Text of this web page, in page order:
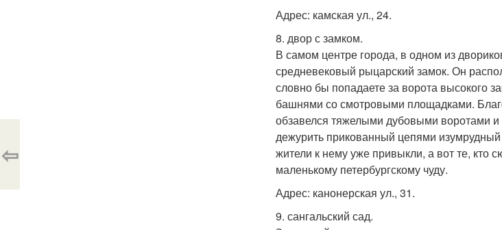
Адрес: камская ул., 24.
8. двор с замком.
В самом центре города, в одном из
средневековый рыцарский замок. Он
словно бы попадаете за ворота высокого
башнями со смотровыми площадками.
обзавелся тяжелыми дубовыми воротами
дежурить прикованный цепями
жители к нему уже привыкли, а вот те, кто
маленькому петербургскому чуду.
Адрес: канонерская ул., 31.
9. сангальский сад.
⇦